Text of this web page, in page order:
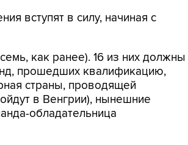
вступят в силу, начиная с
как ранее). 16 из них должны
прошедших квалификацию,
страны, проводящей
в Венгрии), нынешние
обладательница